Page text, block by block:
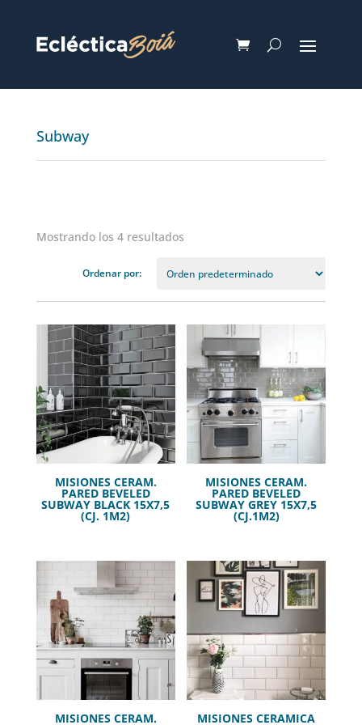
Subway
Mostrando los 4 resultados
MISIONES CERAM.
PARED BEVELED
SUBWAY BLACK 15X7,5
(CJ. 1M2)
MISIONES CERAM.
PARED BEVELED
SUBWAY GREY 15X7,5
(CJ.1M2)
MISIONES CERAM. MISIONES CERAMICA